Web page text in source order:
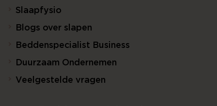
Slaapfysio
Blogs over slapen
Beddenspecialist Business
Duurzaam Ondernemen
Veelgestelde vragen